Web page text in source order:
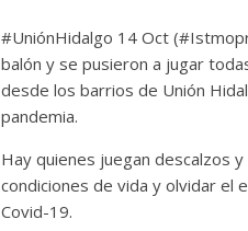
#UniónHidalgo 14 Oct
balón y se pusieron a jugar
desde los barrios de Unión
pandemia.
Hay quienes juegan descalzos
condiciones de vida y olvidar el
Covid-19.